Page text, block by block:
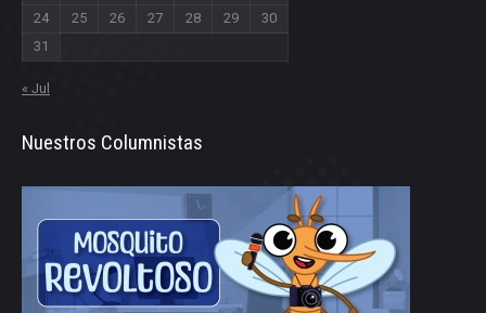
24
25 26 27 28 29
30
31
« Jul
Nuestros Columnistas